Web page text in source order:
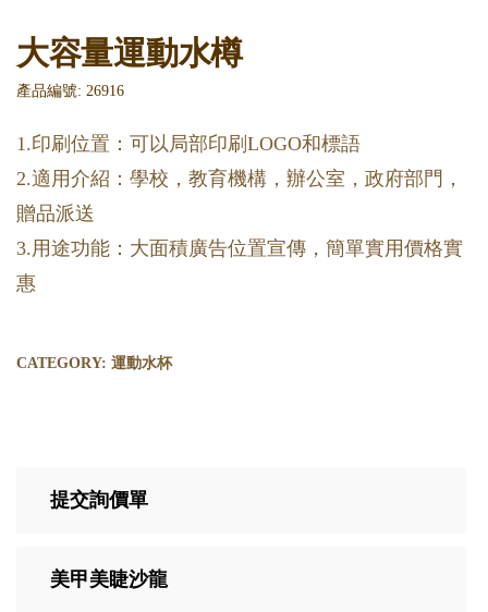
大容量運動水樽
產品編號: 26916
1.印刷位置：可以局部印刷LOGO和標語
2.適用介紹：學校，教育機構，辦公室，政府部門，
贈品派送
3.用途功能：大面積廣告位置宣傳，簡單實用價格實
惠
CATEGORY: 運動水杯
提交詢價單
美甲美睫沙龍